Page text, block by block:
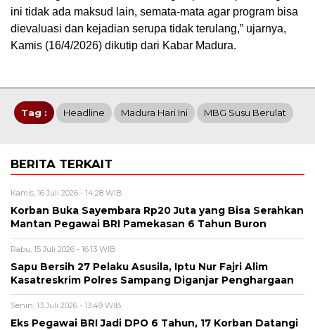
ini tidak ada maksud lain, semata-mata agar program bisa
dievaluasi dan kejadian serupa tidak terulang,” ujarnya,
Kamis (16/4/2026) dikutip dari Kabar Madura.
Tag : Headline Madura Hari Ini MBG Susu Berulat
BERITA TERKAIT
Kamis, 16 Juli 2026 - 14:28 WIB
Korban Buka Sayembara Rp20 Juta yang Bisa Serahkan
Mantan Pegawai BRI Pamekasan 6 Tahun Buron
Rabu, 15 Juli 2026 - 16:13 WIB
Sapu Bersih 27 Pelaku Asusila, Iptu Nur Fajri Alim
Kasatreskrim Polres Sampang Diganjar Penghargaan
Senin, 13 Juli 2026 - 13:49 WIB
Eks Pegawai BRI Jadi DPO 6 Tahun, 17 Korban Datangi